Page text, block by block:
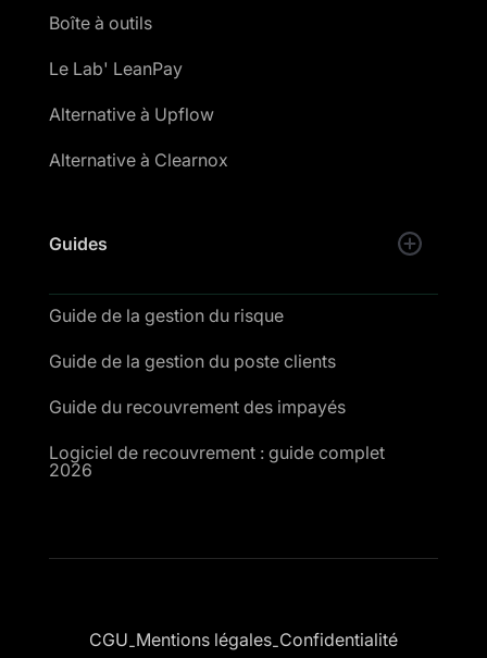
Boîte à outils
Le Lab' LeanPay
Alternative à Upflow
Alternative à Clearnox
Guides
Guide de la gestion du risque
Guide de la gestion du poste clients
Guide du recouvrement des impayés
Logiciel de recouvrement : guide complet
2026
CGU-Mentions légales-Confidentialité